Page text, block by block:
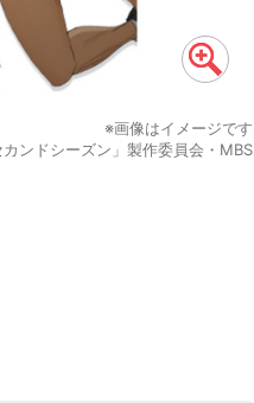
※画像はイメージです
ンドシーズン」製作委員会・MBS